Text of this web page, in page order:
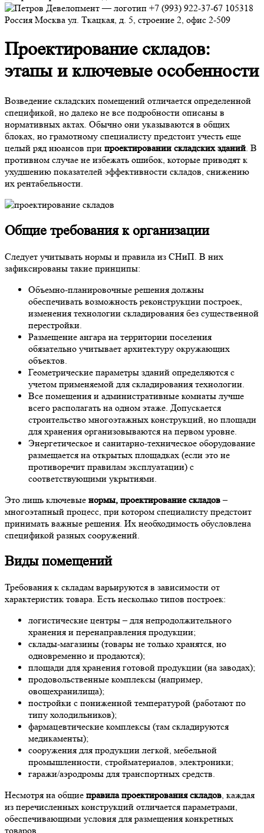
+7 (993) 922-37-67 105318
Россия Москва ул. Ткацкая, д. 5, строение 2, офис 2-509
Проектирование складов:
этапы и ключевые особенности
Возведение складских помещений отличается определенной
спецификой, но далеко не все подробности описаны в
нормативных актах. Обычно они указываются в общих
блоках, но грамотному специалисту предстоит учесть еще
целый ряд нюансов при проектировании складских зданий. В
противном случае не избежать ошибок, которые приводят к
ухудшению показателей эффективности складов, снижению
их рентабельности.
Общие требования к организации
Следует учитывать нормы и правила из СНиП. В них
зафиксированы такие принципы:
Объемно-планировочные решения должны
обеспечивать возможность реконструкции построек,
изменения технологии складирования без существенной
перестройки.
Размещение ангара на территории поселения
обязательно учитывает архитектуру окружающих
объектов.
Геометрические параметры зданий определяются с
учетом применяемой для складирования технологии.
Все помещения и административные комнаты лучше
всего располагать на одном этаже. Допускается
строительство многоэтажных конструкций, но площади
для хранения организовываются на первом уровне.
Энергетическое и санитарно-техническое оборудование
размещается на открытых площадках (если это не
противоречит правилам эксплуатации) с
соответствующими укрытиями.
Это лишь ключевые нормы, проектирование складов–
многоэтапный процесс, при котором специалисту предстоит
принимать важные решения. Их необходимость обусловлена
спецификой разных сооружений.
Виды помещений
Требования к складам варьируются в зависимости от
характеристик товара. Есть несколько типов построек:
логистические центры – для непродолжительного
хранения и перенаправления продукции;
склады-магазины (товары не только хранятся, но
одновременно и продаются);
площади для хранения готовой продукции (на заводах);
продовольственные комплексы (например,
овощехранилища);
постройки с пониженной температурой (работают по
типу холодильников);
фармацевтические комплексы (там складируются
медикаменты);
сооружения для продукции легкой, мебельной
промышленности, стройматериалов, электроники;
гаражи/аэродромы для транспортных средств.
Несмотря на общие правила проектирования складов , каждая
из перечисленных конструкций отличается параметрами,
обеспечивающими условия для размещения конкретных
товаров.